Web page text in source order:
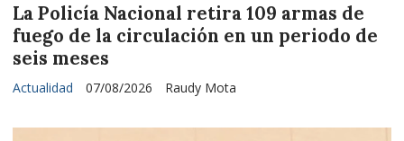
La Policía Nacional retira 109 armas de
fuego de la circulación en un periodo de
seis meses
Raudy Mota
Actualidad 07/08/2026